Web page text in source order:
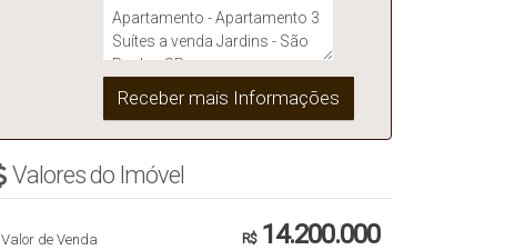
Valores do Imóvel
R$14.200.000
Valor de Venda